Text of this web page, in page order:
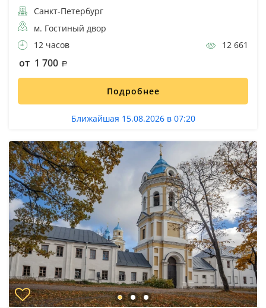
Санкт-Петербург
м. Гостиный двор
12 часов
12 661
от 1 700
Подробнее
Ближайшая 15.08.2026 в 07:20